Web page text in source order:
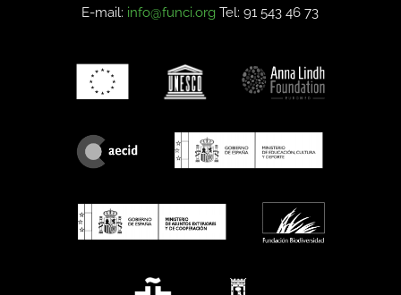
E-mail: info@funci.org Tel: 91 543 46 73